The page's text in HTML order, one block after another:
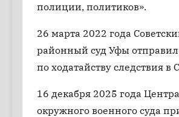
полиции, политиков».
26 марта 2022 года
районный суд Уфы
по ходатайству следствия в
16 декабря 2025 года
окружного военного суда